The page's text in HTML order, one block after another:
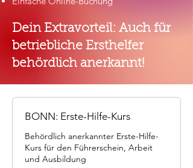
Dein Extravorteil: Auch für
betriebliche Ersthelfer
behördlich anerkannt!
BONN: Erste-Hilfe-Kurs
Behördlich anerkannter Erste-Hilfe-
Kurs für den Führerschein, Arbeit
und Ausbildung